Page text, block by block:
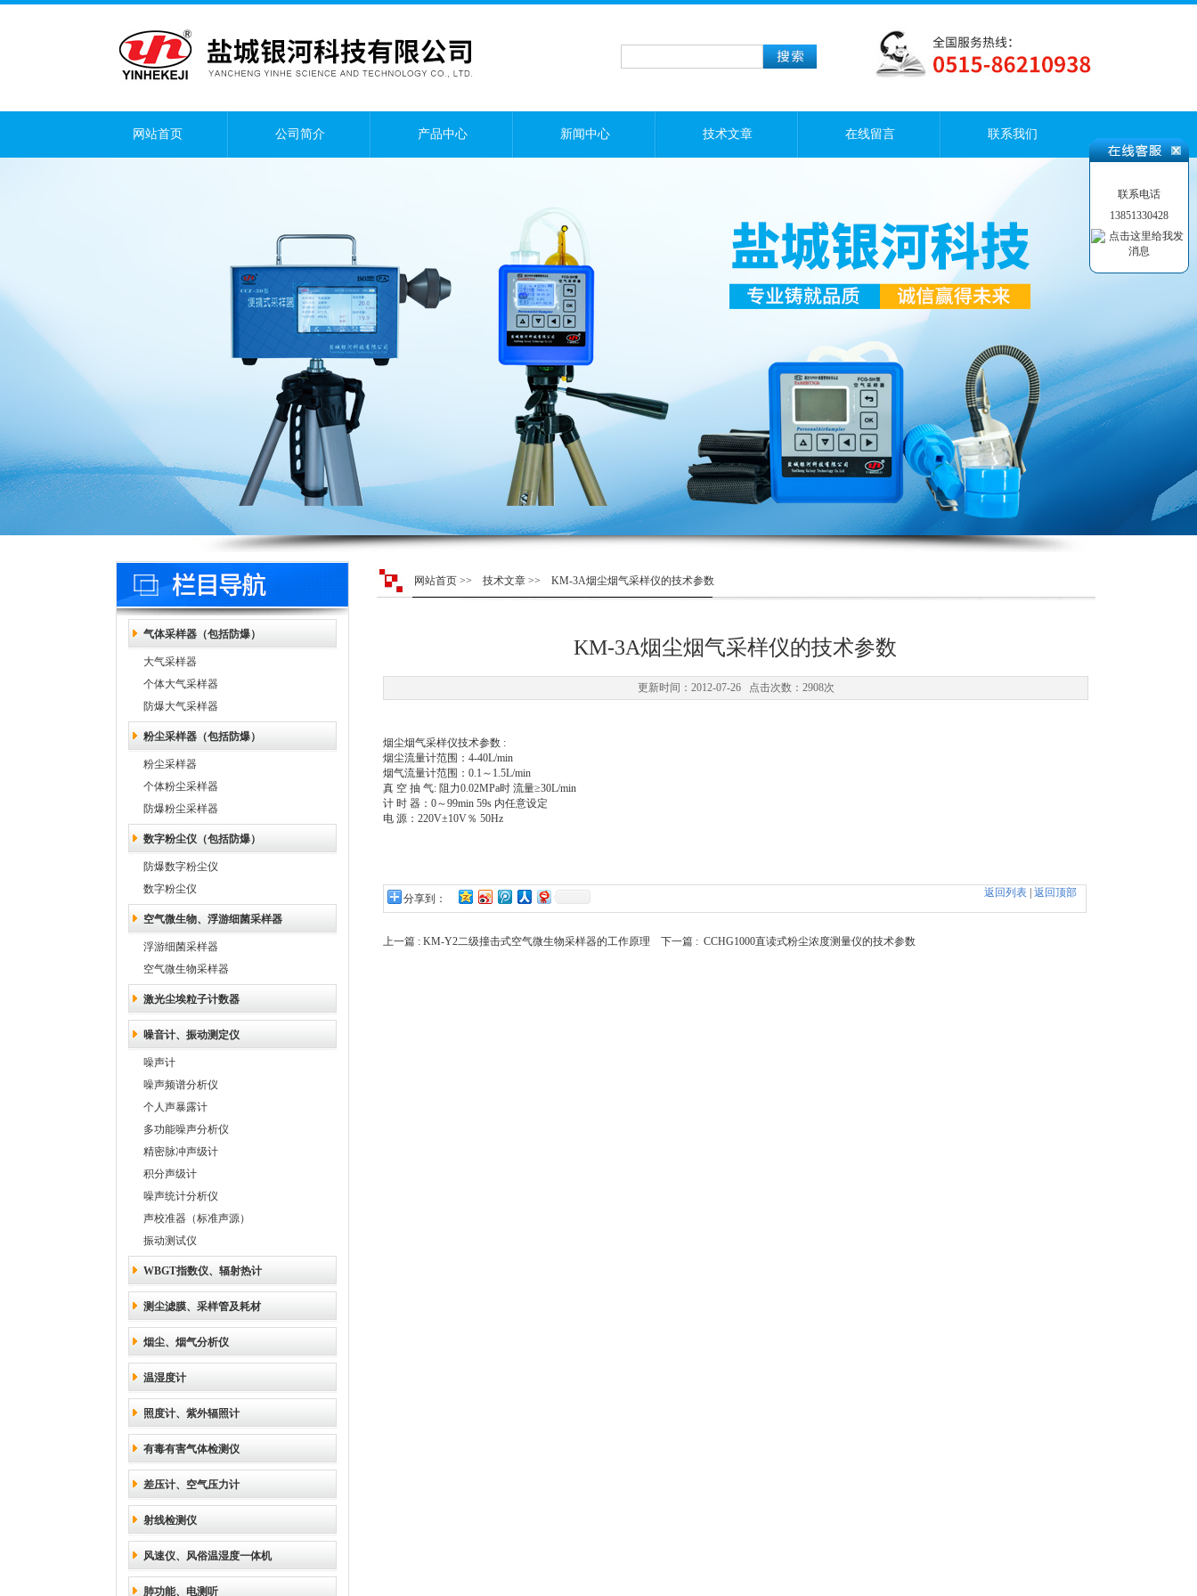
网站首页 公司简介 产品中心 新闻中心 技术文章 在线留言 联系我们
气体采样器（包括防爆）
大气采样器
个体大气采样器
防爆大气采样器
粉尘采样器（包括防爆）
粉尘采样器
个体粉尘采样器
防爆粉尘采样器
数字粉尘仪（包括防爆）
防爆数字粉尘仪
数字粉尘仪
空气微生物、浮游细菌采样器
浮游细菌采样器
空气微生物采样器
激光尘埃粒子计数器
噪音计、振动测定仪
噪声计
噪声频谱分析仪
个人声暴露计
多功能噪声分析仪
精密脉冲声级计
积分声级计
噪声统计分析仪
声校准器（标准声源）
振动测试仪
WBGT指数仪、辐射热计
测尘滤膜、采样管及耗材
烟尘、烟气分析仪
温湿度计
照度计、紫外辐照计
有毒有害气体检测仪
差压计、空气压力计
射线检测仪
风速仪、风俗温湿度一体机
肺功能、电测听
网站首页 >> 技术文章 >> KM-3A烟尘烟气采样仪的技术参数
KM-3A烟尘烟气采样仪的技术参数
更新时间：2012-07-26 点击次数：2908次
烟尘烟气采样仪技术参数 :
烟尘流量计范围：4-40L/min
烟气流量计范围：0.1～1.5L/min
真 空 抽 气: 阻力0.02MPa时 流量≥30L/min
计 时 器：0～99min 59s 内任意设定
电 源：220V±10V％ 50Hz
分享到： 返回列表 返回顶部
上一篇 : KM-Y2二级撞击式空气微生物采样器的工作原理 下一篇 : CCHG1000直读式粉尘浓度测量仪的技术参数
联系电话
13851330428